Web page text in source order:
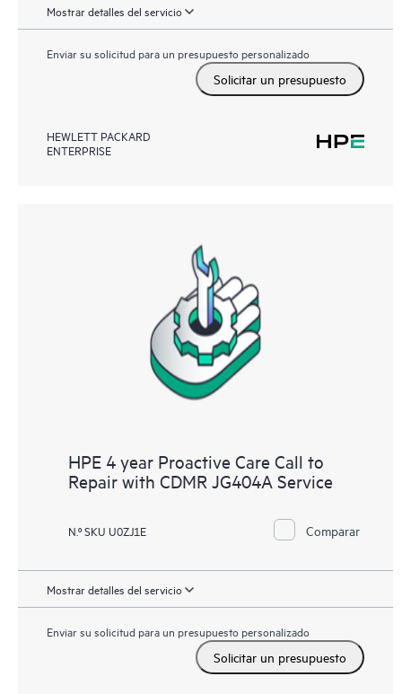
Mostrar detalles del servicio
Enviar su solicitud para un presupuesto personalizado
Solicitar un presupuesto
HEWLETT PACKARD
ENTERPRISE
HPE 4 year Proactive Care Call to
Repair with CDMR JG404A Service
N.º SKU U0ZJ1E Comparar
Mostrar detalles del servicio
Enviar su solicitud para un presupuesto personalizado
Solicitar un presupuesto